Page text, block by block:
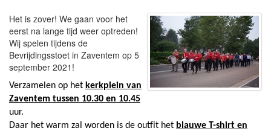
Het is zover! We gaan voor het
eerst na lange tijd weer optreden!
Wij spelen tijdens de
Bevrijdingsstoet in Zaventem op 5
september 2021!
Verzamelen op het kerkplein van
Zaventem tussen 10.30 en 10.45
uur.
Daar het warm zal worden is de outfit het blauwe T-shirt en